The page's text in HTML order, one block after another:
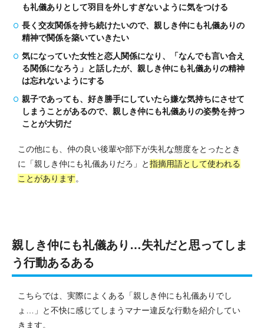
も礼儀ありとして羽目を外しすぎないように気をつける
長く交友関係を持ち続けたいので、親しき仲にも礼儀ありの
精神で関係を築いていきたい
気になっていた女性と恋人関係になり、「なんでも言い合え
る関係になろう」と話したが、親しき仲にも礼儀ありの精神
は忘れないようにする
親子であっても、好き勝手にしていたら嫌な気持ちにさせて
しまうことがあるので、親しき仲にも礼儀ありの姿勢を持つ
ことが大切だ
この他にも、仲の良い後輩や部下が失礼な態度をとったとき
に「親しき仲にも礼儀ありだろ」と指摘用語として使われる
ことがあります。
親しき仲にも礼儀あり…失礼だと思ってしま
う行動あるある
こちらでは、実際によくある「親しき仲にも礼儀ありでし
ょ…」と不快に感じてしまうマナー違反な行動を紹介してい
きます。